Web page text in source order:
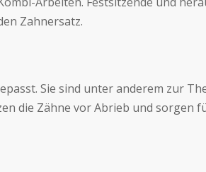
Zahnersatz.
Sie sind unter anderem zur
die Zähne vor Abrieb und sorgen